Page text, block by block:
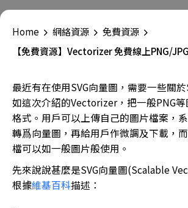
Home 網絡資源
免費資源
【免費資源】Vectorizer 免費線上PNG/
最近有在使用SVG向量圖，需要一些關
如這次介紹的Vectorizer，把一般PNG等
格式。用戶可以上傳自己的圖片檔案，
轉爲向量圖，再給用戶作微調及下載，
檔可以如一般圖片般使用。
先來說說甚麼是SVG向量圖(Scalable
根據維基百科描述：